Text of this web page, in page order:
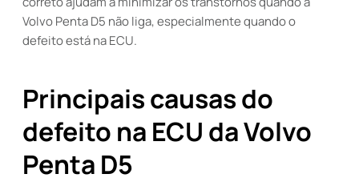
Volvo Penta D5 não liga, especialmente quando o
defeito está na ECU.
Principais causas do
defeito na ECU da Volvo
Penta D5